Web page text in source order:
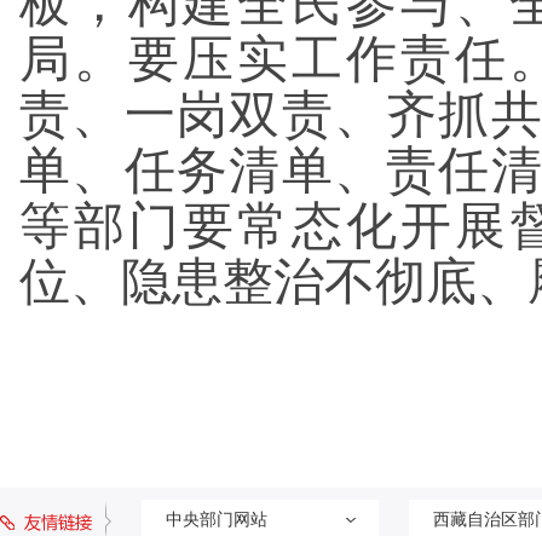
局。要压实工作责任
责、一岗双责、齐抓
单、任务清单、责任
等部门要常态化开展
位、隐患整治不彻底
中央部门网站 西藏自治区部